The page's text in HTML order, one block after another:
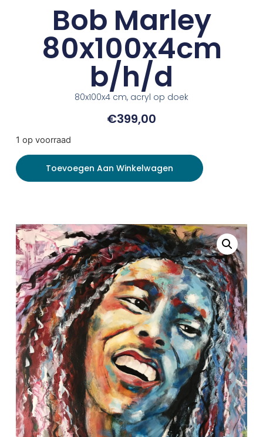
Bob Marley
80x100x4cm
b/h/d
80x100x4 cm, acryl op doek
€399,00
1 op voorraad
Toevoegen Aan Winkelwagen